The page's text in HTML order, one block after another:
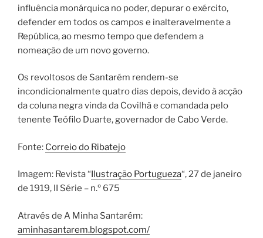
influência monárquica no poder, depurar o exército,
defender em todos os campos e inalteravelmente a
República, ao mesmo tempo que defendem a
nomeação de um novo governo.
Os revoltosos de Santarém rendem-se
incondicionalmente quatro dias depois, devido à acção
da coluna negra vinda da Covilhã e comandada pelo
tenente Teófilo Duarte, governador de Cabo Verde.
Fonte: Correio do Ribatejo
Imagem: Revista “ Ilustração Portugueza“, 27 de janeiro
de 1919, II Série – n.º 675
Através de A Minha Santarém:
aminhasantarem.blogspot.com/